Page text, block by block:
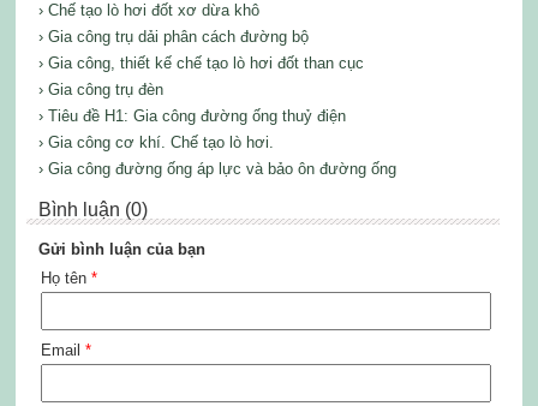
› Chế tạo lò hơi đốt xơ dừa khô
› Gia công trụ dải phân cách đường bộ
› Gia công, thiết kế chế tạo lò hơi đốt than cục
› Gia công trụ đèn
› Tiêu đề H1: Gia công đường ống thuỷ điện
› Gia công cơ khí. Chế tạo lò hơi.
› Gia công đường ống áp lực và bảo ôn đường ống
Bình luận (0)
Gửi bình luận của bạn
Họ tên *
Email *